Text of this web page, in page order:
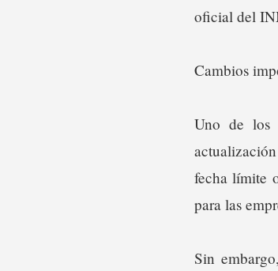
oficial del
Cambios
Uno de los
fecha límite
para las
Sin